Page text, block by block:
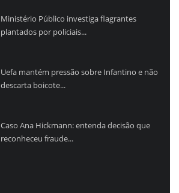
Ministério Público investiga flagrantes
plantados por policiais...
Uefa mantém pressão sobre Infantino e não
descarta boicote...
Caso Ana Hickmann: entenda decisão que
reconheceu fraude...